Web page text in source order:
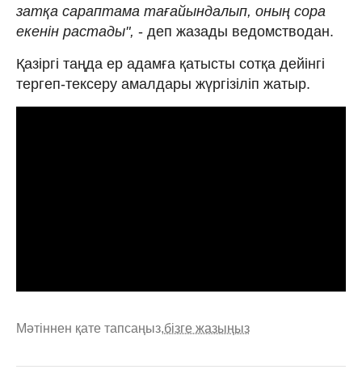
затқа сараптама тағайындалып, оның сора
екенін растады", - деп жазады ведомстводан.
Қазіргі таңда ер адамға қатысты сотқа дейінгі
тергеп-тексеру амалдары жүргізіліп жатыр.
Мәтіннен қате тапсаңыз,бізге жазыңыз